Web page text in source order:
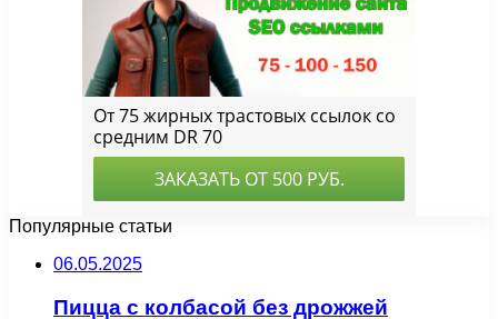
Популярные статьи
06.05.2025
Пицца с колбасой без дрожжей